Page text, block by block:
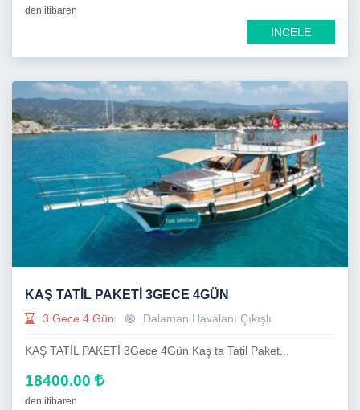
den itibaren
İNCELE
KAŞ TATİL PAKETİ 3GECE 4GÜN
3 Gece 4 Gün Dalaman Havalanı Çıkışlı
KAŞ TATİL PAKETİ 3Gece 4Gün Kaş ta Tatil Paket...
18400.00
den itibaren